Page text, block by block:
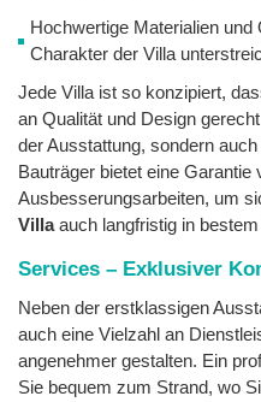
Hochwertige Materialien
Charakter der Villa
Jede Villa ist so konzipiert,
an Qualität und Design
der Ausstattung, sondern
Bauträger bietet eine
Ausbesserungsarbeiten, um
Villaauch langfristig in
Services – Exklusiver
Neben der erstklassigen
auch eine Vielzahl an
angenehmer gestalten. Ein
Sie bequem zum Strand, wo